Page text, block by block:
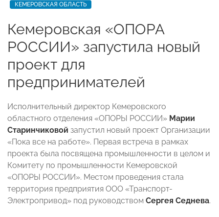
КЕМЕРОВСКАЯ ОБЛАСТЬ
Кемеровская «ОПОРА
РОССИИ» запустила новый
проект для
предпринимателей
Исполнительный директор Кемеровского
областного отделения «ОПОРЫ РОССИИ» Марии
Старинчиковой запустил новый проект Организации
«Пока все на работе». Первая встреча в рамках
проекта была посвящена промышленности в целом и
Комитету по промышленности Кемеровской
«ОПОРЫ РОССИИ». Местом проведения стала
территория предприятия ООО «Транспорт-
Электропривод» под руководством Сергея Седнева.